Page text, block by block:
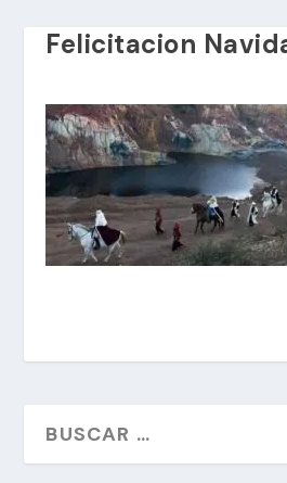
Felicitacion